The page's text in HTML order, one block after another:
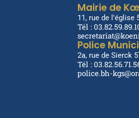
Mairie de
11, rue de l'église
Tél :
Police
2a, rue de Sierck
Tél :
police.bh-